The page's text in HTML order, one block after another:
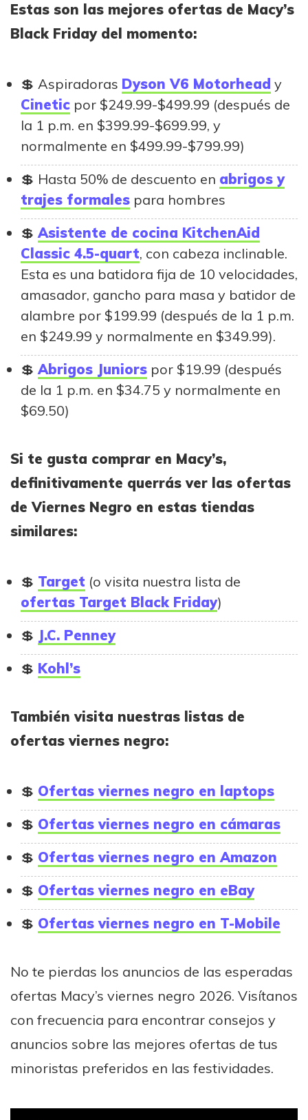
Estas son las mejores ofertas de Macy’s
Black Friday del momento:
Aspiradoras Dyson V6 Motorhead y
Cinetic por $249.99-$499.99 (después de
la 1 p.m. en $399.99-$699.99, y
normalmente en $499.99-$799.99)
Hasta 50% de descuento en abrigos y
trajes formales para hombres
Asistente de cocina KitchenAid
Classic 4.5-quart, con cabeza inclinable.
Esta es una batidora fija de 10 velocidades,
amasador, gancho para masa y batidor de
alambre por $199.99 (después de la 1 p.m.
en $249.99 y normalmente en $349.99).
Abrigos Juniors por $19.99 (después
de la 1 p.m. en $34.75 y normalmente en
$69.50)
Si te gusta comprar en Macy’s,
definitivamente querrás ver las ofertas
de Viernes Negro en estas tiendas
similares:
Target (o visita nuestra lista de
ofertas Target Black Friday)
J.C. Penney
Kohl’s
También visita nuestras listas de
ofertas viernes negro:
Ofertas viernes negro en laptops
Ofertas viernes negro en cámaras
Ofertas viernes negro en Amazon
Ofertas viernes negro en eBay
Ofertas viernes negro en T-Mobile
No te pierdas los anuncios de las esperadas
ofertas Macy’s viernes negro 2026. Visítanos
con frecuencia para encontrar consejos y
anuncios sobre las mejores ofertas de tus
minoristas preferidos en las festividades.